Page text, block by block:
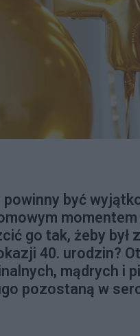
być
momentem
go tak, żeby był
40. urodzin?
mądrych i
pozostaną w